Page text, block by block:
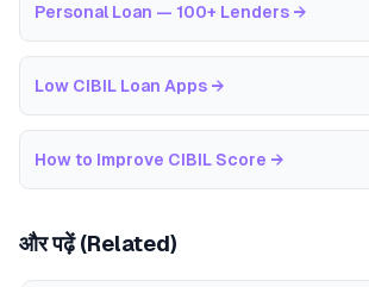
Personal Loan — 100+ Lenders →
Low CIBIL Loan Apps →
How to Improve CIBIL Score →
और पढ़ें (Related)